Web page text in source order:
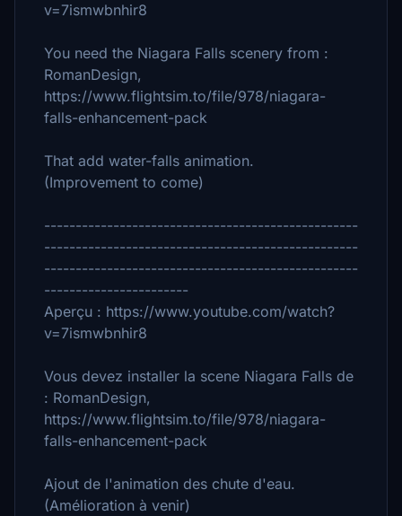
v=7ismwbnhir8
You need the Niagara Falls scenery from :
RomanDesign,
https://www.flightsim.to/file/978/niagara-
falls-enhancement-pack
That add water-falls animation.
(Improvement to come)
--------------------------------------------------
--------------------------------------------------
--------------------------------------------------
-----------------------
Aperçu : https://www.youtube.com/watch?
v=7ismwbnhir8
Vous devez installer la scene Niagara Falls de
: RomanDesign,
https://www.flightsim.to/file/978/niagara-
falls-enhancement-pack
Ajout de l'animation des chute d'eau.
(Amélioration à venir)